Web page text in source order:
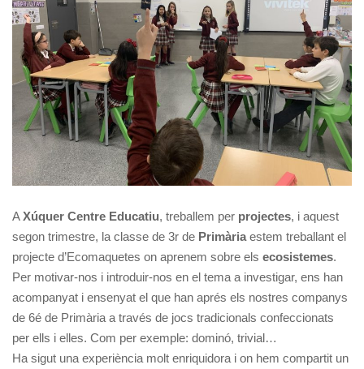
AXúquer Centre Educatiu, treballem per projectes, i aquest
segon trimestre, la classe de 3r de Primària estem treballant el
projecte d’Ecomaquetes on aprenem sobre els ecosistemes.
Per motivar-nos i introduir-nos en el tema a investigar, ens han
acompanyat i ensenyat el que han aprés els nostres companys
de 6é de Primària a través de jocs tradicionals confeccionats
per ells i elles. Com per exemple: dominó, trivial…
Ha sigut una experiència molt enriquidora i on hem compartit un